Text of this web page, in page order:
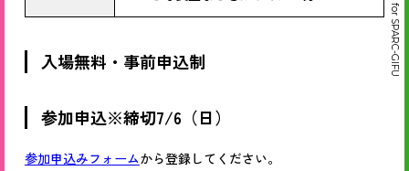
入場無料・事前申込制
参加申込※締切7/6（日）
参加申込みフォームから登録してください。